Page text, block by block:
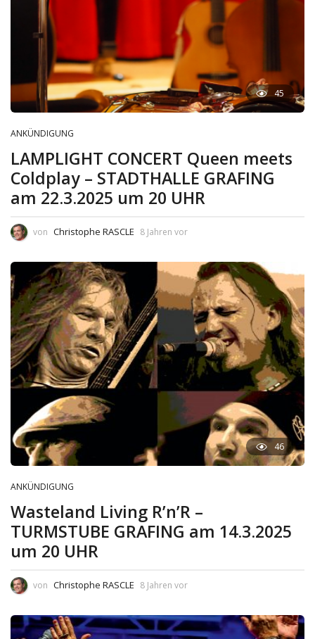
45
ANKÜNDIGUNG
LAMPLIGHT CONCERT Queen meets
Coldplay – STADTHALLE GRAFING
am 22.3.2025 um 20 UHR
von Christophe RASCLE 8 Jahren vor
46
ANKÜNDIGUNG
Wasteland Living R’n’R –
TURMSTUBE GRAFING am 14.3.2025
um 20 UHR
von Christophe RASCLE 8 Jahren vor